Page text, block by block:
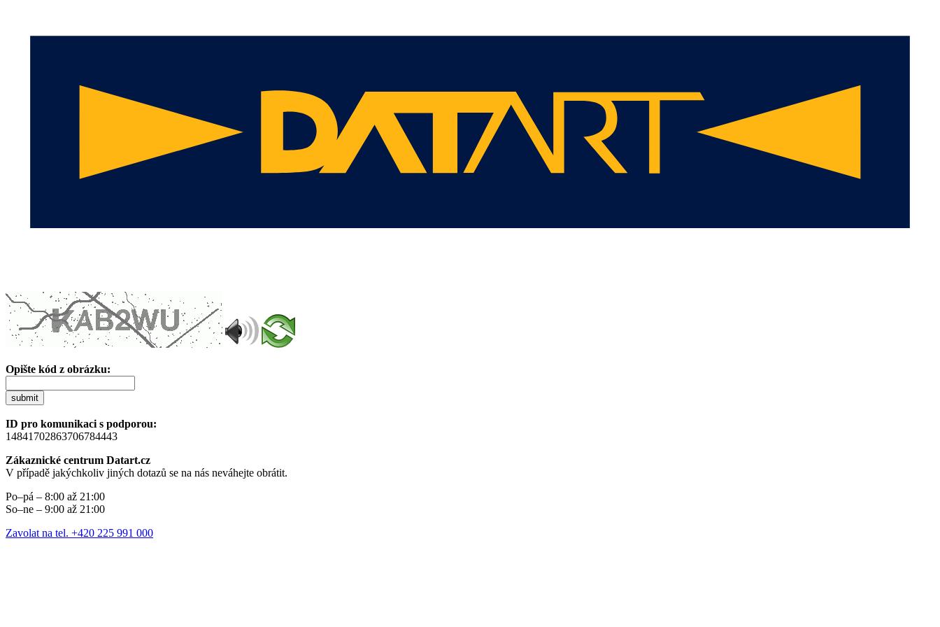
Opište kód z obrázku:
submit
ID pro komunikaci s podporou:
14841702863706784443
Zákaznické centrum Datart.cz
V případě jakýchkoliv jiných dotazů se na nás neváhejte obrátit.
Po–pá – 8:00 až 21:00
So–ne – 9:00 až 21:00
Zavolat na tel. +420 225 991 000